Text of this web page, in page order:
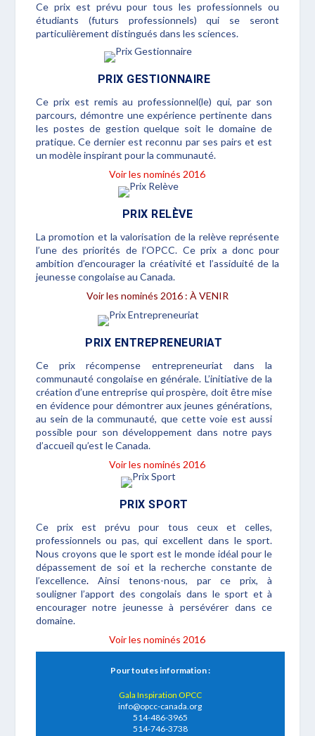
Ce prix est prévu pour tous les professionnels ou
étudiants (futurs professionnels) qui se seront
particulièrement distingués dans les sciences.
PRIX GESTIONNAIRE
Ce prix est remis au professionnel(le) qui, par son
parcours, démontre une expérience pertinente dans
les postes de gestion quelque soit le domaine de
pratique. Ce dernier est reconnu par ses pairs et est
un modèle inspirant pour la communauté.
Voir les nominés 2016
PRIX RELÈVE
La promotion et la valorisation de la relève représente
l’une des priorités de l’OPCC. Ce prix a donc pour
ambition d’encourager la créativité et l’assiduité de la
jeunesse congolaise au Canada.
Voir les nominés 2016 : À VENIR
PRIX ENTREPRENEURIAT
Ce prix récompense entrepreneuriat dans la
communauté congolaise en générale. L’initiative de la
création d’une entreprise qui prospère, doit être mise
en évidence pour démontrer aux jeunes générations,
au sein de la communauté, que cette voie est aussi
possible pour son développement dans notre pays
d’accueil qu’est le Canada.
Voir les nominés 2016
PRIX SPORT
Ce prix est prévu pour tous ceux et celles,
professionnels ou pas, qui excellent dans le sport.
Nous croyons que le sport est le monde idéal pour le
dépassement de soi et la recherche constante de
l’excellence.Ainsi tenons-nous, par ce prix, à
souligner l’apport des congolais dans le sport et à
encourager notre jeunesse à persévérer dans ce
domaine.
Voir les nominés 2016
Pour toutes information :
Gala Inspiration OPCC
info@opcc-canada.org
514-486-3965
514-746-3738